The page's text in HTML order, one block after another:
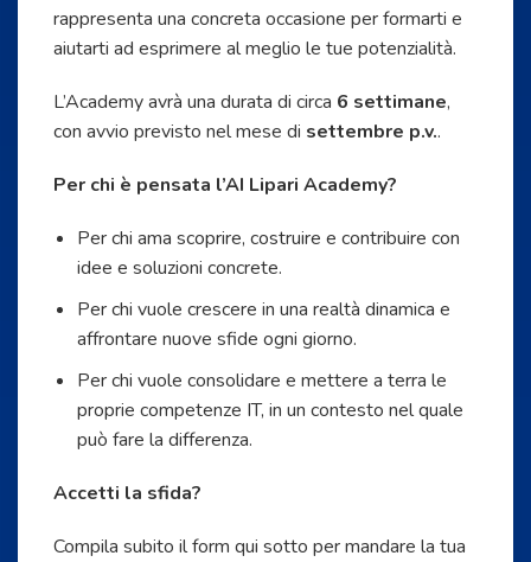
rappresenta una concreta occasione per formarti e
aiutarti ad esprimere al meglio le tue potenzialità.
L’Academy avrà una durata di circa 6 settimane,
con avvio previsto nel mese di settembre p.v..
Per chi è pensata l’AI Lipari Academy?
Per chi ama scoprire, costruire e contribuire con
idee e soluzioni concrete.
Per chi vuole crescere in una realtà dinamica e
affrontare nuove sfide ogni giorno.
Per chi vuole consolidare e mettere a terra le
proprie competenze IT, in un contesto nel quale
può fare la differenza.
Accetti la sfida?
Compila subito il form qui sotto per mandare la tua